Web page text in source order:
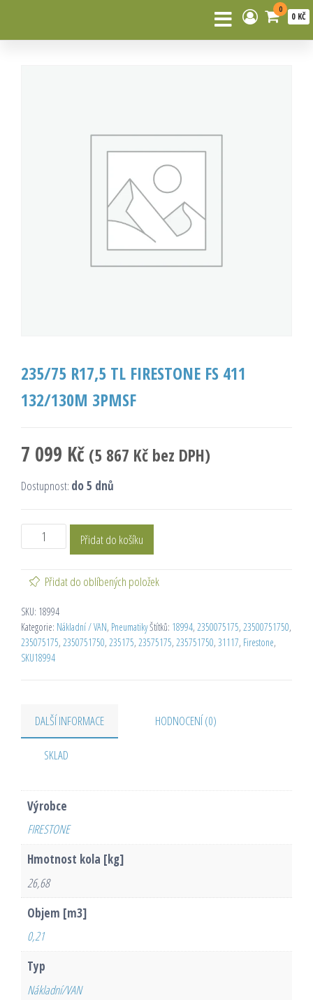
0
0 KČ
235/75 R17,5 TL FIRESTONE FS 411
132/130M 3PMSF
7 099 Kč (5 867 Kč bez DPH)
Dostupnost: do 5 dnů
Přidat do košíku
Přidat do oblíbených položek
SKU: 18994
Kategorie: Nákladní / VAN, PneumatikyŠtítků: 18994, 2350075175, 23500751750,
235075175, 2350751750, 235175, 23575175, 235751750, 31117, Firestone,
SKU18994
DALŠÍ INFORMACE HODNOCENÍ (0)
SKLAD
Výrobce
FIRESTONE
Hmotnost kola [kg]
26,68
Objem [m3]
0,21
Typ
Nákladní/VAN